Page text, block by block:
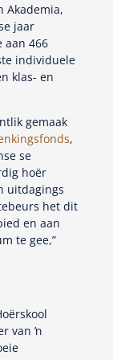
Akademia,
jaar
aan 466
individuele
klas- en
gemaak
,
se
hoër
uitdagings
het dit
en aan
te gee,”
van ŉ